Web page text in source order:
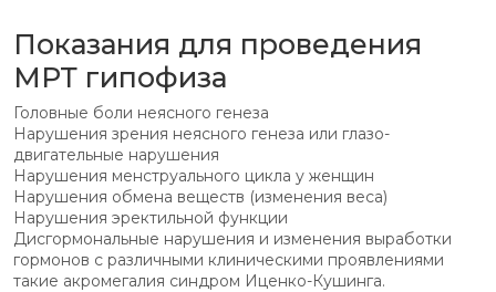
Показания для проведения
МРТ гипофиза
Головные боли неясного генеза
Нарушения зрения неясного генеза или глазо-
двигательные нарушения
Нарушения менструального цикла у женщин
Нарушения обмена веществ (изменения веса)
Нарушения эректильной функции
Дисгормональные нарушения и изменения выработки
гормонов с различными клиническими проявлениями
такие акромегалия синдром Иценко-Кушинга.